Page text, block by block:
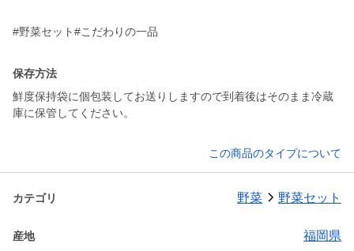
保存方法
鮮度保持袋に個包装してお送りしますので到着後はそのまま冷蔵
庫に保管してください。
この商品のタイプについて
カテゴリ 野菜 野菜セット
産地 福岡県